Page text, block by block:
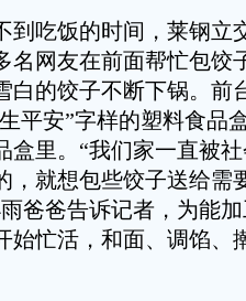
吃饭的时间，莱钢立
名网友在前面帮忙包饺
白的饺子不断下锅。前
平安”字样的塑料食品
盒里。“我们家一直被
，就想包些饺子送给需
爸爸告诉记者，为能
始忙活，和面、调馅